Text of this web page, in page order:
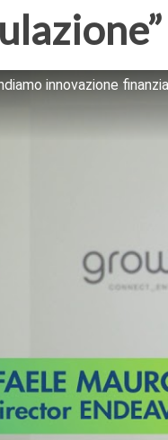
innovazione